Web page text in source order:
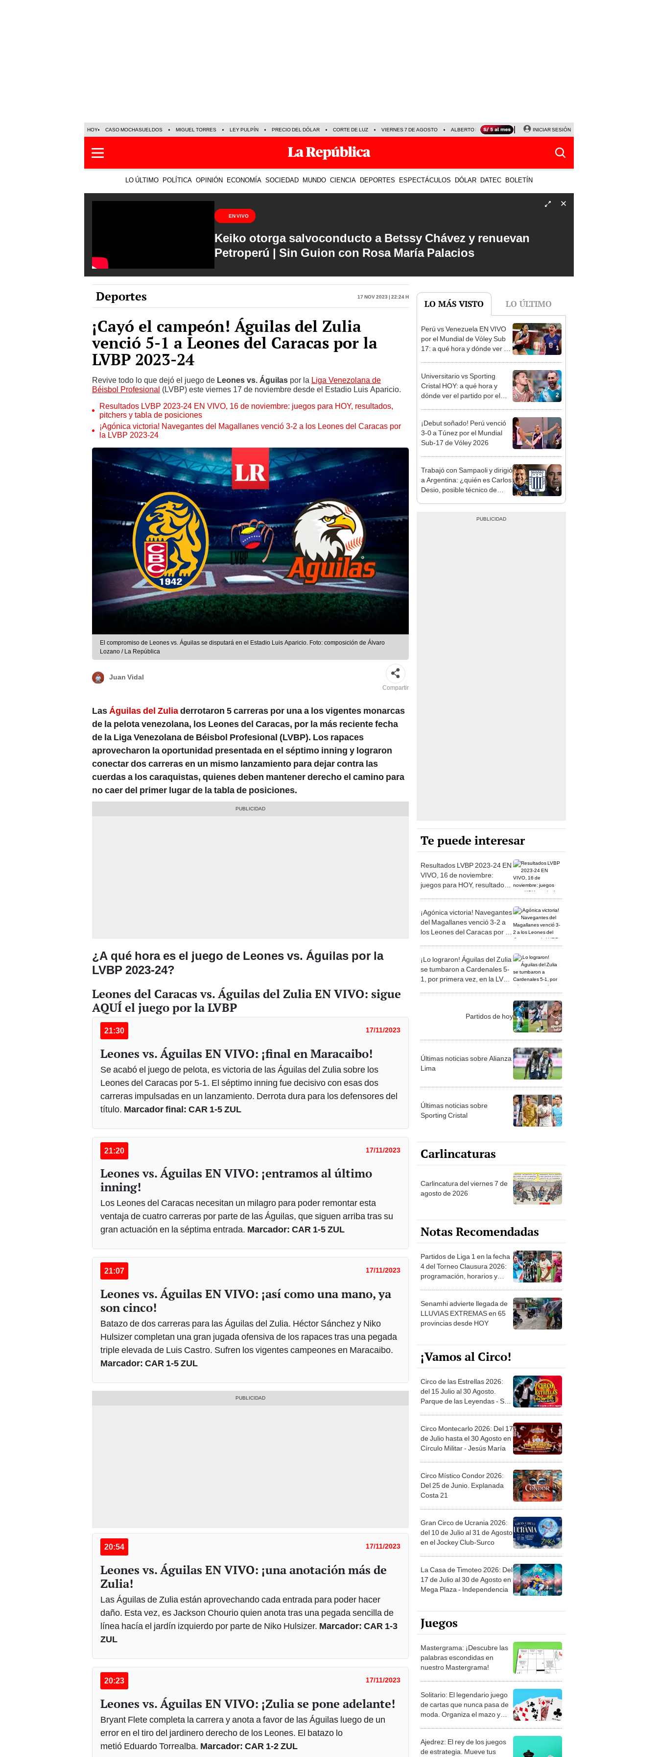
HOY CASO MOCHASUELDOS MIGUEL TORRES LEY PULPÍN PRECIO DEL DÓLAR CORTE DE LUZ VIERNES 7 DE AGOSTO ALBERTO BENAVIDES NALDY SALDAÑA
INICIAR SESIÓN
LO ÚLTIMO POLÍTICA OPINIÓN ECONOMÍA SOCIEDAD MUNDO CIENCIA DEPORTES ESPECTÁCULOS DÓLAR DATEC BOLETÍN
EN VIVO
Keiko otorga salvoconducto a Betssy Chávez y renuevan
Petroperú | Sin Guion con Rosa María Palacios
Deportes 17 Nov 2023 | 22:24 h
¡Cayó el campeón! Águilas del Zulia
venció 5-1 a Leones del Caracas por la
LVBP 2023-24
Revive todo lo que dejó el juego de Leones vs. Águilas por la Liga Venezolana de
Béisbol Profesional (LVBP) este viernes 17 de noviembre desde el Estadio Luis Aparicio.
Resultados LVBP 2023-24 EN VIVO, 16 de noviembre: juegos para HOY, resultados,
pitchers y tabla de posiciones
¡Agónica victoria! Navegantes del Magallanes venció 3-2 a los Leones del Caracas por
la LVBP 2023-24
El compromiso de Leones vs. Águilas se disputará en el Estadio Luis Aparicio. Foto: composición de Álvaro
Lozano / La República
Juan Vidal
Compartir
Las Águilas del Zuliaderrotaron 5 carreras por una a los vigentes monarcas
de la pelota venezolana, los Leones del Caracas, por la más reciente fecha
de la Liga Venezolana de Béisbol Profesional (LVBP). Los rapaces
aprovecharon la oportunidad presentada en el séptimo inning y lograron
conectar dos carreras en un mismo lanzamiento para dejar contra las
cuerdas a los caraquistas, quienes deben mantener derecho el camino para
no caer del primer lugar de la tabla de posiciones.
¿A qué hora es el juego de Leones vs. Águilas por la
LVBP 2023-24?
Leones del Caracas vs. Águilas del Zulia EN VIVO: sigue
AQUÍ el juego por la LVBP
21:30 17/11/2023
Leones vs. Águilas EN VIVO: ¡final en Maracaibo!
Se acabó el juego de pelota, es victoria de las Águilas del Zulia sobre los
Leones del Caracas por 5-1. El séptimo inning fue decisivo con esas dos
carreras impulsadas en un lanzamiento. Derrota dura para los defensores del
título. Marcador final: CAR 1-5 ZUL
21:20 17/11/2023
Leones vs. Águilas EN VIVO: ¡entramos al último
inning!
Los Leones del Caracas necesitan un milagro para poder remontar esta
ventaja de cuatro carreras por parte de las Águilas, que siguen arriba tras su
gran actuación en la séptima entrada. Marcador: CAR 1-5 ZUL
21:07 17/11/2023
Leones vs. Águilas EN VIVO: ¡así como una mano, ya
son cinco!
Batazo de dos carreras para las Águilas del Zulia. Héctor Sánchez y Niko
Hulsizer completan una gran jugada ofensiva de los rapaces tras una pegada
triple elevada de Luis Castro. Sufren los vigentes campeones en Maracaibo.
Marcador: CAR 1-5 ZUL
20:54 17/11/2023
Leones vs. Águilas EN VIVO: ¡una anotación más de
Zulia!
Las Águilas de Zulia están aprovechando cada entrada para poder hacer
daño. Esta vez, es Jackson Chourio quien anota tras una pegada sencilla de
línea hacía el jardín izquierdo por parte de Niko Hulsizer. Marcador: CAR 1-3
ZUL
20:23 17/11/2023
Leones vs. Águilas EN VIVO: ¡Zulia se pone adelante!
Bryant Flete completa la carrera y anota a favor de las Águilas luego de un
error en el tiro del jardinero derecho de los Leones. El batazo lo
metió Eduardo Torrealba. Marcador: CAR 1-2 ZUL
LO MÁS VISTO LO ÚLTIMO
1
Perú vs Venezuela EN VIVO
por el Mundial de Vóley Sub
17: a qué hora y dónde ver el
2
Universitario vs Sporting
Cristal HOY: a qué hora y
dónde ver el partido por el
3
¡Debut soñado! Perú venció
3-0 a Túnez por el Mundial
Sub-17 de Vóley 2026
4
Trabajó con Sampaoli y dirigió
a Argentina: ¿quién es Carlos
Desio, posible técnico de
Te puede interesar
Resultados LVBP 2023-24 EN
VIVO, 16 de noviembre:
juegos para HOY, resultados,
¡Agónica victoria! Navegantes
del Magallanes venció 3-2 a
los Leones del Caracas por la
¡Lo lograron! Águilas del Zulia
se tumbaron a Cardenales 5-
1, por primera vez, en la LVBP
Partidos de hoy
Últimas noticias sobre Alianza
Lima
Últimas noticias sobre
Sporting Cristal
Carlincaturas
Carlincatura del viernes 7 de
agosto de 2026
Notas Recomendadas
Partidos de Liga 1 en la fecha
4 del Torneo Clausura 2026:
programación, horarios y
Senamhi advierte llegada de
LLUVIAS EXTREMAS en 65
provincias desde HOY
¡Vamos al Circo!
Circo de las Estrellas 2026:
del 15 Julio al 30 Agosto.
Parque de las Leyendas - San
Circo Montecarlo 2026: Del 17
de Julio hasta el 30 Agosto en
Círculo Militar - Jesús María
Circo Místico Condor 2026:
Del 25 de Junio. Explanada
Costa 21
Gran Circo de Ucrania 2026:
del 10 de Julio al 31 de Agosto
en el Jockey Club-Surco
La Casa de Timoteo 2026: Del
17 de Julio al 30 de Agosto en
Mega Plaza - Independencia
Juegos
Mastergrama: ¡Descubre las
palabras escondidas en
nuestro Mastergrama!
Solitario: El legendario juego
de cartas que nunca pasa de
moda. Organiza el mazo y
Ajedrez: El rey de los juegos
de estrategia. Mueve tus